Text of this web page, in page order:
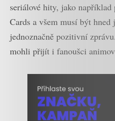
seriálové hity, jako
Cards a všem musí být hned
jednoznačně pozitivní
mohli přijít i fanoušci